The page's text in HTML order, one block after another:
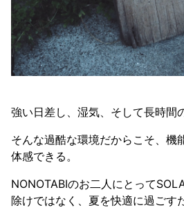
強い日差し、湿気、そして長時間
そんな過酷な環境だからこそ、機
体感できる。
NONOTABIのお二人にとって
除けではなく、夏を快適に過ごす